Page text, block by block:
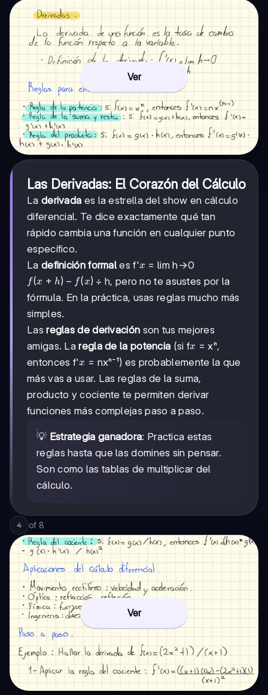
Ver
Las Derivadas: El Corazón del Cálculo
La derivada es la estrella del show en cálculo
diferencial. Te dice exactamente qué tan
rápido cambia una función en cualquier punto
específico.
La definición formal es f'x
x = lim h→0
f(x+h)
- f(x)
f(x + h) − f(x) ÷ h, pero no te asustes por la
fórmula. En la práctica, usas reglas mucho más
simples.
Lasreglas de derivación son tus mejores
amigas. Laregla de la potencia (si fx
x = xⁿ,
entonces f'x
x = nxⁿ⁻¹) es probablemente la que
más vas a usar. Las reglas de la suma,
producto y cociente te permiten derivar
funciones más complejas paso a paso.
💡 Estrategia ganadora: Practica estas
reglas hasta que las domines sin pensar.
Son como las tablas de multiplicar del
cálculo.
4 of 8
Ver